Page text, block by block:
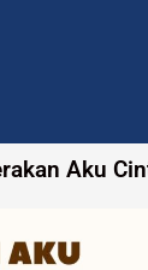
Aku